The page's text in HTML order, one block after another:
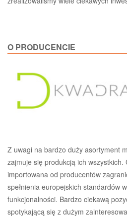
O PRODUCENCIE
Z uwagi na bardzo duży asortyment
zajmuje się produkcją ich wszystkich.
importowana od producentów
spełnienia europejskich standardów
funkcjonalności. Bardzo ciekawą
spotykającą się z dużym